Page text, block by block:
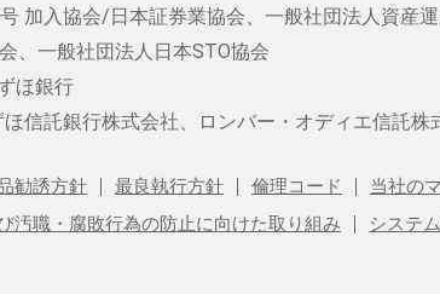
加入協会/日本証券業協会、一般社団法人資産運
、一般社団法人日本STO協会
ほ銀行
信託銀行株式会社、ロンバー・オディエ信託株
勧誘方針 最良執行方針 倫理コード
当社の
汚職・腐敗行為の防止に向けた取り組み
システ